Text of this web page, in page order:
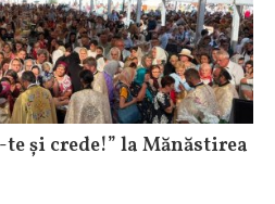
și crede!” la Mănăstirea